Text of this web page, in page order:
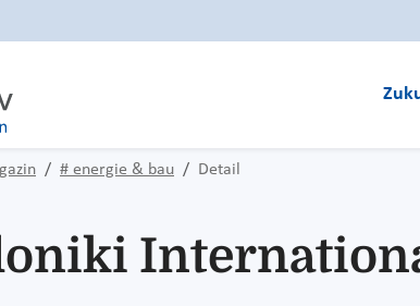
# energie & bau Detail